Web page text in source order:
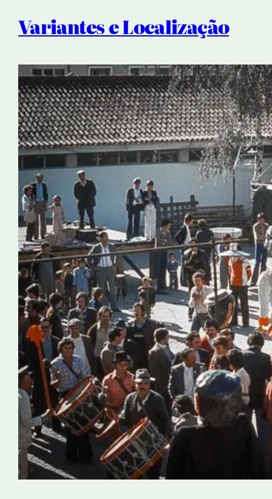
Variantes e Localização